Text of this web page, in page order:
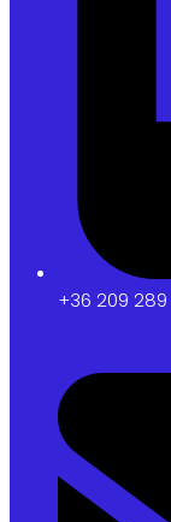
+36 209 289